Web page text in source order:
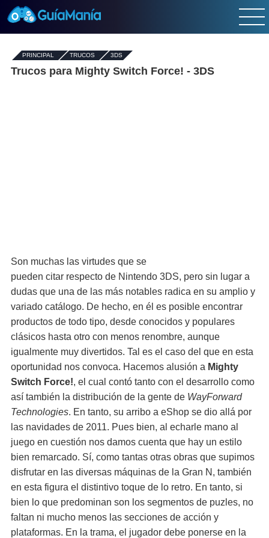
PRINCIPAL - TRUCOS- 3DS
Trucos para Mighty Switch Force! - 3DS
Son muchas las virtudes que se
pueden citar respecto de Nintendo 3DS, pero sin lugar a
dudas que una de las más notables radica en su amplio y
variado catálogo. De hecho, en él es posible encontrar
productos de todo tipo, desde conocidos y populares
clásicos hasta otro con menos renombre, aunque
igualmente muy divertidos. Tal es el caso del que en esta
oportunidad nos convoca. Hacemos alusión a Mighty
Switch Force!, el cual contó tanto con el desarrollo como
así también la distribución de la gente de WayForward
Technologies. En tanto, su arribo a eShop se dio allá por
las navidades de 2011. Pues bien, al echarle mano al
juego en cuestión nos damos cuenta que hay un estilo
bien remarcado. Sí, como tantas otras obras que supimos
disfrutar en las diversas máquinas de la Gran N, también
en esta figura el distintivo toque de lo retro. En tanto, si
bien lo que predominan son los segmentos de puzles, no
faltan ni mucho menos las secciones de acción y
plataformas. En la trama, el jugador debe ponerse en la